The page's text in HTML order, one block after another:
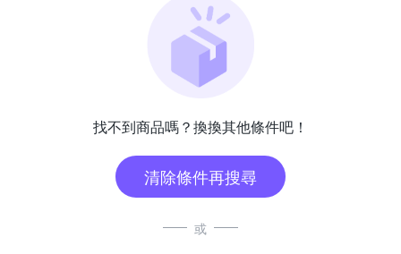
找不到商品嗎？換換其他條件吧！
清除條件再搜尋
或